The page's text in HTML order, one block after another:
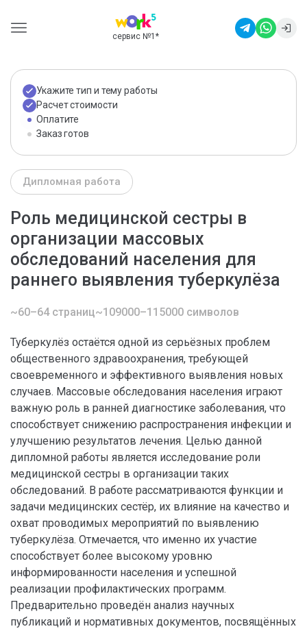
сервис №1 *
Укажите тип и тему работы
Расчет стоимости
Оплатите
Заказ готов
Дипломная работа
Роль медицинской сестры в
организации массовых
обследований населения для
раннего выявления туберкулёза
~60–64 страниц~109000–115000 символов
Туберкулёз остаётся одной из серьёзных проблем
общественного здравоохранения, требующей
своевременного и эффективного выявления новых
случаев. Массовые обследования населения играют
важную роль в ранней диагностике заболевания, что
способствует снижению распространения инфекции и
улучшению результатов лечения. Целью данной
дипломной работы является исследование роли
медицинской сестры в организации таких
обследований. В работе рассматриваются функции и
задачи медицинских сестёр, их влияние на качество и
охват проводимых мероприятий по выявлению
туберкулёза. Отмечается, что именно их участие
способствует более высокому уровню
информированности населения и успешной
реализации профилактических программ.
Предварительно проведён анализ научных
публикаций и нормативных документов, посвящённых